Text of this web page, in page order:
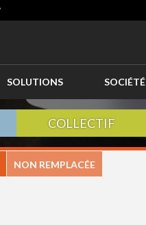
SOLUTIONS SOCIÉTÉ
COLLECTIF
NON REMPLACÉE